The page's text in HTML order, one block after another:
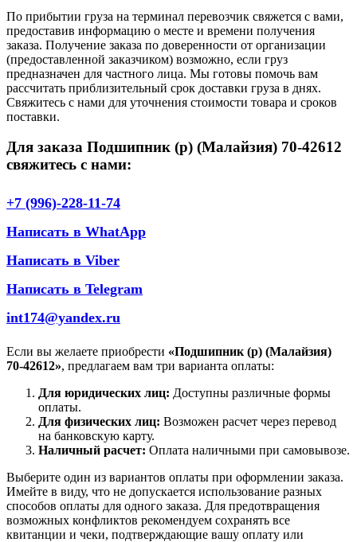
По прибытии груза на терминал перевозчик свяжется с вами,
предоставив информацию о месте и времени получения
заказа. Получение заказа по доверенности от организации
(предоставленной заказчиком) возможно, если груз
предназначен для частного лица. Мы готовы помочь вам
рассчитать приблизительный срок доставки груза в днях.
Свяжитесь с нами для уточнения стоимости товара и сроков
поставки.
Для заказа Подшипник (р) (Малайзия) 70-42612
свяжитесь с нами:
+7 (996)-228-11-74
Написать в WhatApp
Написать в Viber
Написать в Telegram
int174@yandex.ru
Если вы желаете приобрести «Подшипник (р) (Малайзия)
70-42612», предлагаем вам три варианта оплаты:
Для юридических лиц: Доступны различные формы
оплаты.
Для физических лиц: Возможен расчет через перевод
на банковскую карту.
Наличный расчет: Оплата наличными при самовывозе.
Выберите один из вариантов оплаты при оформлении заказа.
Имейте в виду, что не допускается использование разных
способов оплаты для одного заказа. Для предотвращения
возможных конфликтов рекомендуем сохранять все
квитанции и чеки, подтверждающие вашу оплату или